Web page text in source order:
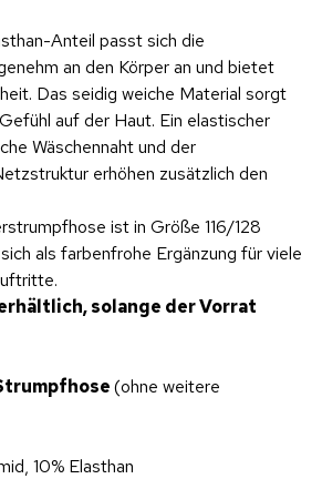
Anteil passt sich die
an den Körper an und bietet
Das seidig weiche Material sorgt
auf der Haut. Ein elastischer
Wäschennaht und der
erhöhen zusätzlich den
ist in Größe 116/128
als farbenfrohe Ergänzung für viele
solange der Vorrat
(ohne weitere
10% Elasthan